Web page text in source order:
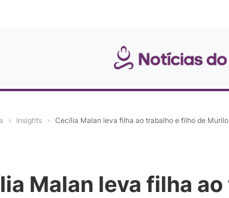
» Insights » Cecília Malan leva filha ao trabalho e filho de
Malan leva filha